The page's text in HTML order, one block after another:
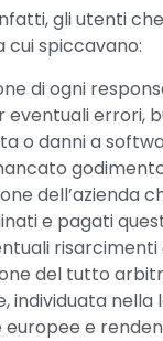
gli utenti
cui spiccavano:
di ogni
errori,
o danni a
dell’azienda
e pagati
risarcimenti
del tutto
individuata nella
e